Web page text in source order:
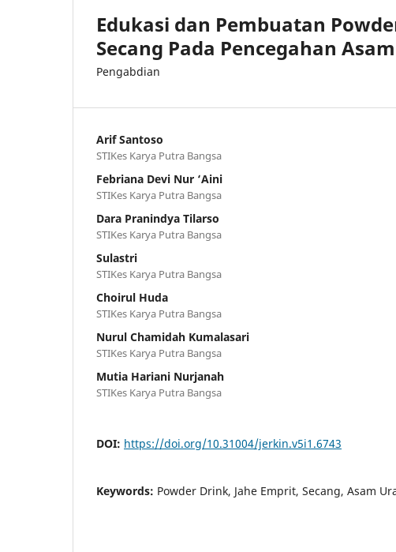
Edukasi dan Pembuatan
Secang Pada Pencegahan
Pengabdian
Arif Santoso
STIKes Karya Putra Bangsa
Febriana Devi Nur ‘Aini
STIKes Karya Putra Bangsa
Dara Pranindya Tilarso
STIKes Karya Putra Bangsa
Sulastri
STIKes Karya Putra Bangsa
Choirul Huda
STIKes Karya Putra Bangsa
Nurul Chamidah Kumalasari
STIKes Karya Putra Bangsa
Mutia Hariani Nurjanah
STIKes Karya Putra Bangsa
DOI: https://doi.org/10.31004/jerkin.v5i1.6743
Keywords: Powder Drink, Jahe Emprit, Secang, Asam